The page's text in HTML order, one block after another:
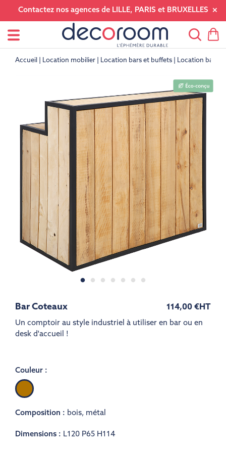
Contactez nos agences de LILLE, PARIS et BRUXELLES
Accueil Location mobilier Location bars et buffets Location bars
Bar Coteaux 114,00 €HT
Un comptoir au style industriel à utiliser en bar ou en
desk d'accueil !
Couleur :
Bois
Composition : bois, métal
Dimensions : L120 P65 H114